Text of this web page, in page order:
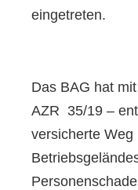
eingetreten.
Das BAG hat
AZR 35/19 –
versicherte